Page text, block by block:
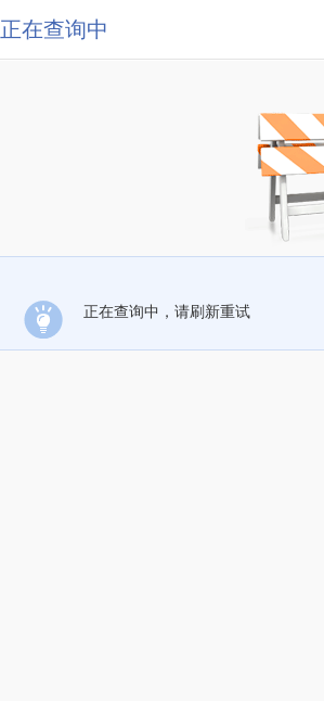
正在查询中
正在查询中，请刷新重试